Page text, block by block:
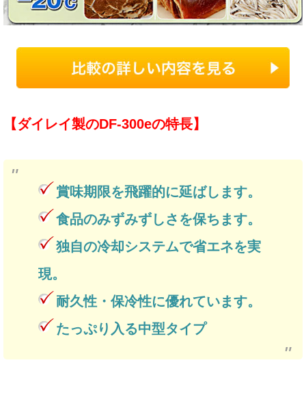
【ダイレイ製のDF-300eの特長】
賞味期限を飛躍的に延ばします。
食品のみずみずしさを保ちます。
独自の冷却システムで省エネを実
現。
耐久性・保冷性に優れています。
たっぷり入る中型タイプ